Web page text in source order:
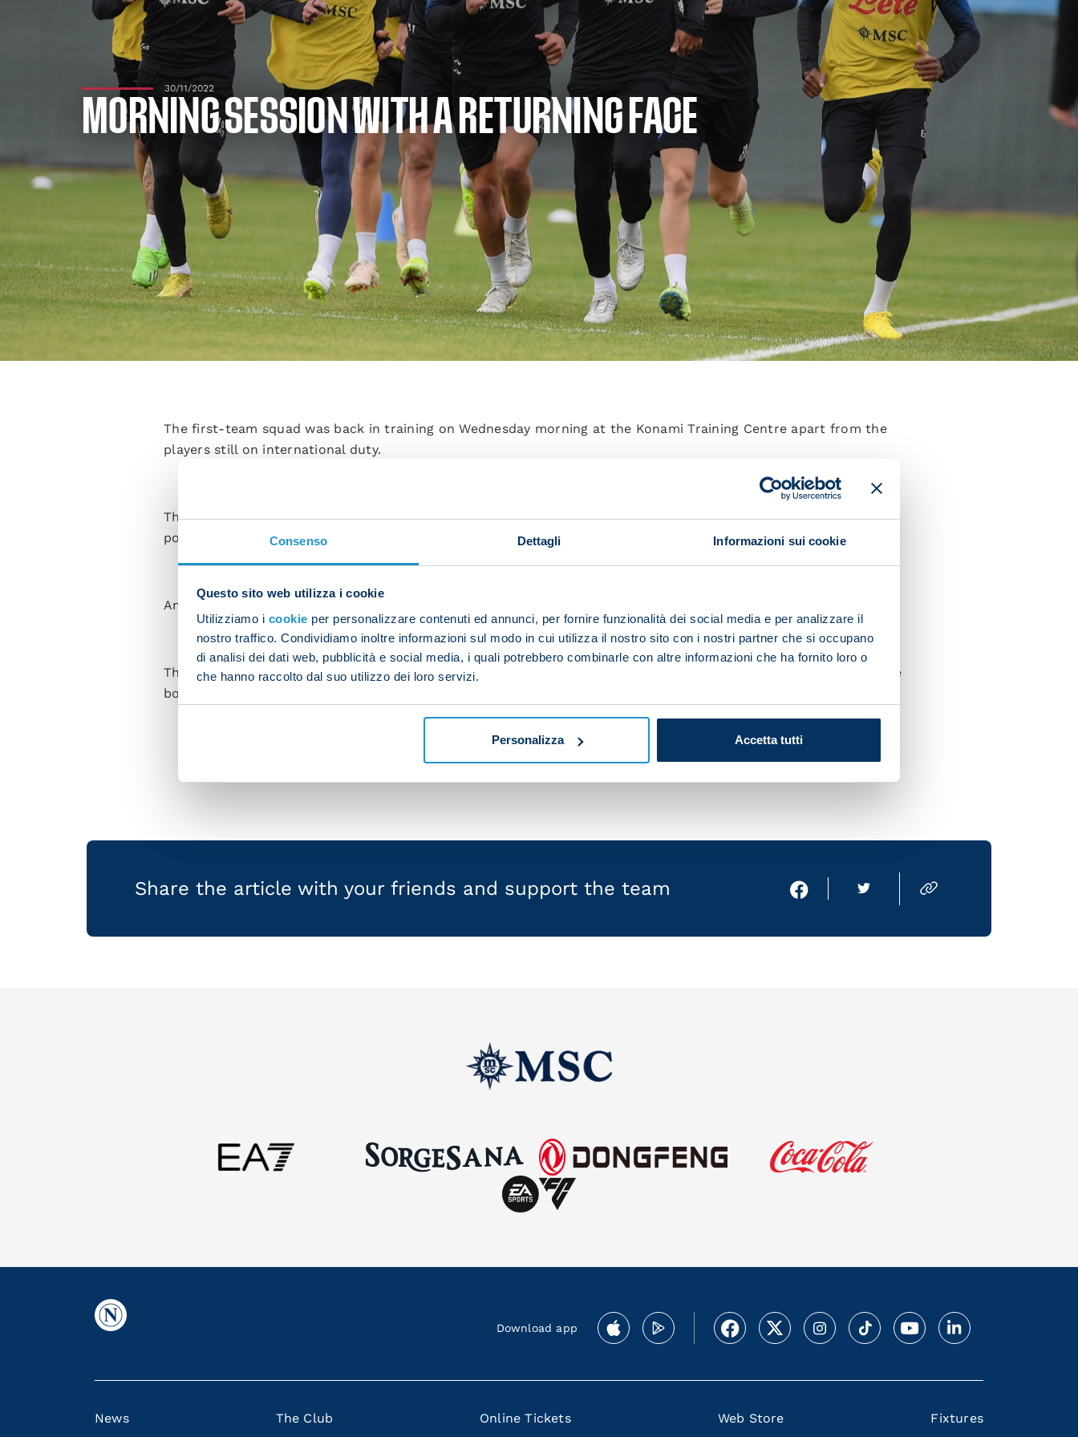
Consenso Dettagli Informazioni sui cookie
Questo sito web utilizza i cookie
Utilizziamo i cookie per personalizzare contenuti ed annunci, per fornire funzionalità dei social media e per analizzare il
nostro traffico. Condividiamo inoltre informazioni sul modo in cui utilizza il nostro sito con i nostri partner che si occupano
di analisi dei dati web, pubblicità e social media, i quali potrebbero combinarle con altre informazioni che ha fornito loro o
che hanno raccolto dal suo utilizzo dei loro servizi.
Personalizza Accetta tutti
30/11/2022
MORNING SESSION WITH A RETURNING FACE
The first-team squad was back in training on Wednesday morning at the Konami Training Centre apart from the
players still on international duty.
The session began with activation work in the gym before the players headed out to pitch one for aerobics, ball
possession drills and a small-sided game.
Amir Rrahmani trained individually on the pitch, while Khvicha Kvaratskhelia was in full training.
There was also a pleasant visit during the course of the morning when Lorenzo Insigne arrived for a chat with the
boss and his former team-mates.
Share the article with your friends and support the team
Download app
News The Club Online Tickets Web Store Fixtures